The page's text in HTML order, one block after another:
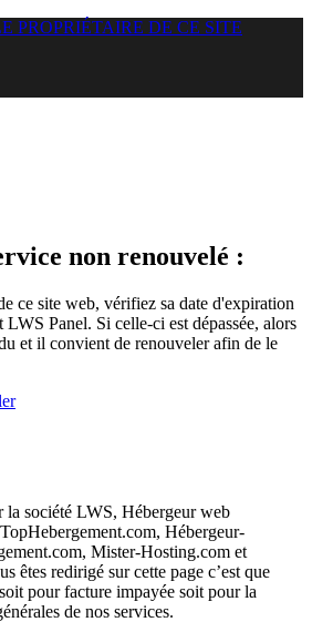
PROPRIÉTAIRE DE CE SITE
non renouvelé :
ce site web, vérifiez sa date d'expiration
LWS Panel. Si celle-ci est dépassée, alors
et il convient de renouveler afin de le
la société LWS, Hébergeur web
Hébergeur-
Mister-Hosting.com et
êtes redirigé sur cette page c’est que
pour facture impayée soit pour la
de nos services.